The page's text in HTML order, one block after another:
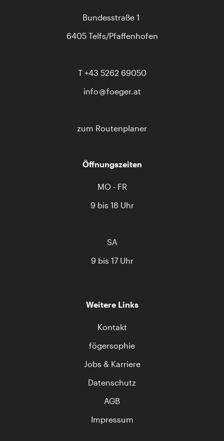
Bundesstraße 1
6405 Telfs/Pfaffenhofen
T +43 5262 69050
info
foeger.at
zum Routenplaner
Öffnungszeiten
MO - FR
9 bis 18 Uhr
SA
9 bis 17 Uhr
Weitere Links
Kontakt
fögersophie
Jobs & Karriere
Datenschutz
AGB
Impressum